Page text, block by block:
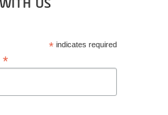
US
*indicates required
*